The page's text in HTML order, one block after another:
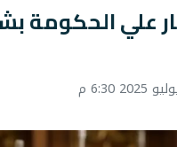
علي الحكومة